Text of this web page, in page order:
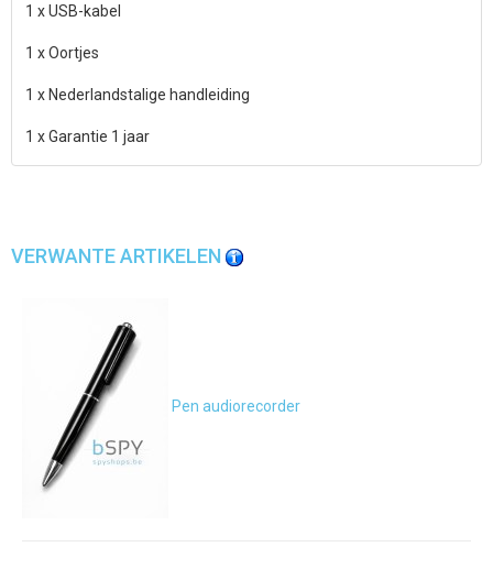
1 x USB-kabel
1 x Oortjes
1 x Nederlandstalige handleiding
1 x Garantie 1 jaar
VERWANTE ARTIKELEN
Pen audiorecorder